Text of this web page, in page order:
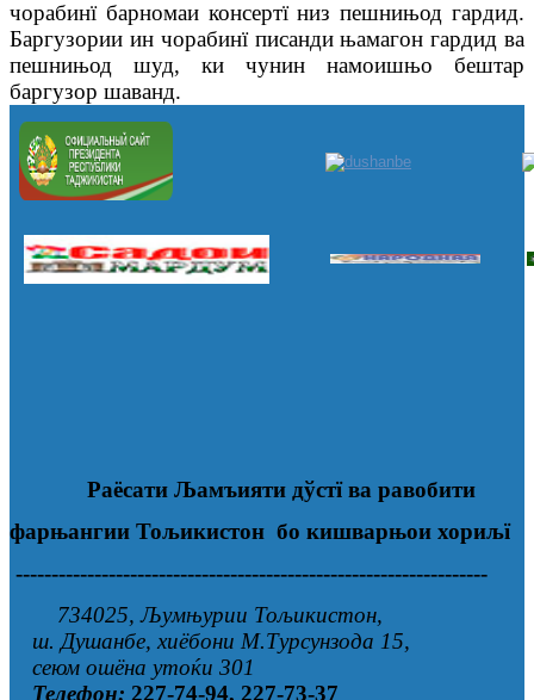
чорабинї барномаи консертї низ пешнињод гардид.
Баргузории ин чорабинї писанди њамагон гардид ва
пешнињод шуд, ки чунин намоишњо бештар
баргузор шаванд.
Раёсати Љамъияти дўстї ва равобити
фарњангии Тољикистон бо кишварњои хориљї
------------------------------------------------------------------
734025, Љумњурии Тољикистон,
ш. Душанбе, хиёбони М.Турсунзода 15,
сеюм ошёна утоќи 301
Телефон: 227-74-94, 227-73-37